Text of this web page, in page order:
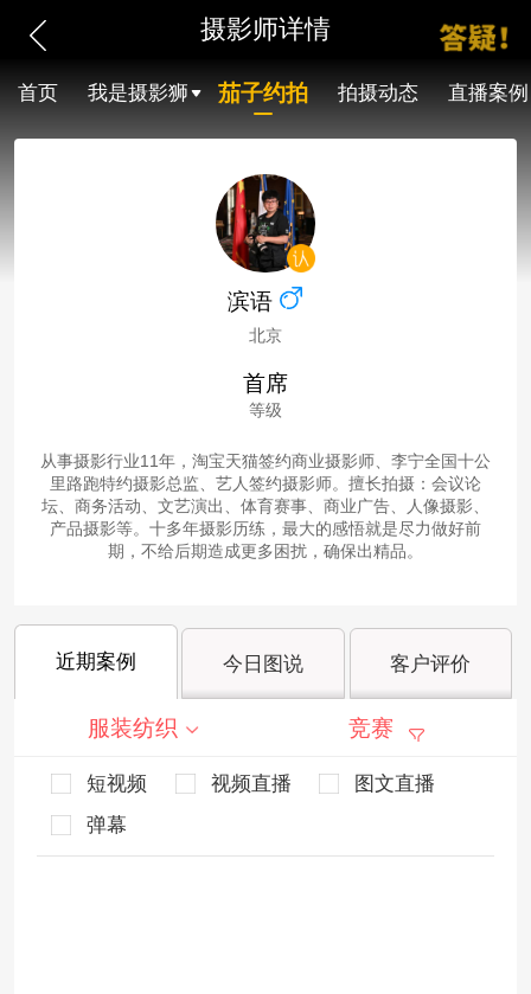
摄影师详情
首页 我是摄影狮 茄子约拍 拍摄动态 直播案例
滨语
北京
首席
等级
从事摄影行业11年，淘宝天猫签约商业摄影师、李宁全国十公
里路跑特约摄影总监、艺人签约摄影师。擅长拍摄：会议论
坛、商务活动、文艺演出、体育赛事、商业广告、人像摄影、
产品摄影等。十多年摄影历练，最大的感悟就是尽力做好前
期，不给后期造成更多困扰，确保出精品。
近期案例 今日图说 客户评价
服装纺织 竞赛
短视频 视频直播
图文直播
弹幕